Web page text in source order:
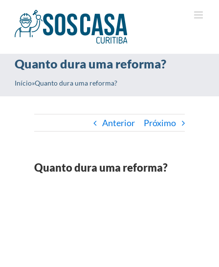
Quanto dura uma reforma?
Início»Quanto dura uma reforma?
Anterior Próximo
Quanto dura uma reforma?